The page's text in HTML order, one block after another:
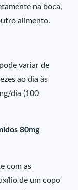
na boca,
alimento.
variar de
ao dia às
dia (100
80mg
com as
de um copo